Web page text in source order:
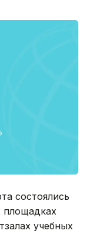
состоялись
площадках
учебных